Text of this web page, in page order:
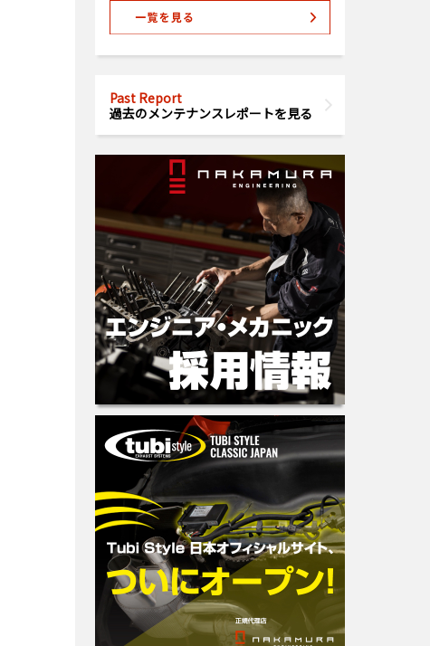
Past Report
過去のメンテナンスレポートを見る